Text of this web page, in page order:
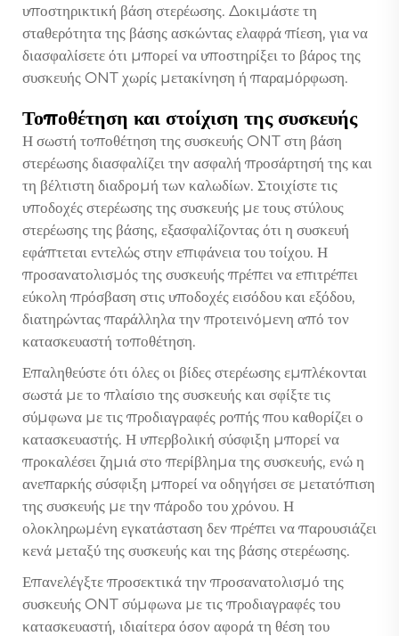
υποστηρικτική βάση στερέωσης. Δοκιμάστε τη
σταθερότητα της βάσης ασκώντας ελαφρά πίεση, για να
διασφαλίσετε ότι μπορεί να υποστηρίξει το βάρος της
συσκευής ONT χωρίς μετακίνηση ή παραμόρφωση.
Τοποθέτηση και στοίχιση της συσκευής
Η σωστή τοποθέτηση της συσκευής ONT στη βάση
στερέωσης διασφαλίζει την ασφαλή προσάρτησή της και
τη βέλτιστη διαδρομή των καλωδίων. Στοιχίστε τις
υποδοχές στερέωσης της συσκευής με τους στύλους
στερέωσης της βάσης, εξασφαλίζοντας ότι η συσκευή
εφάπτεται εντελώς στην επιφάνεια του τοίχου. Η
προσανατολισμός της συσκευής πρέπει να επιτρέπει
εύκολη πρόσβαση στις υποδοχές εισόδου και εξόδου,
διατηρώντας παράλληλα την προτεινόμενη από τον
κατασκευαστή τοποθέτηση.
Επαληθεύστε ότι όλες οι βίδες στερέωσης εμπλέκονται
σωστά με το πλαίσιο της συσκευής και σφίξτε τις
σύμφωνα με τις προδιαγραφές ροπής που καθορίζει ο
κατασκευαστής. Η υπερβολική σύσφιξη μπορεί να
προκαλέσει ζημιά στο περίβλημα της συσκευής, ενώ η
ανεπαρκής σύσφιξη μπορεί να οδηγήσει σε μετατόπιση
της συσκευής με την πάροδο του χρόνου. Η
ολοκληρωμένη εγκατάσταση δεν πρέπει να παρουσιάζει
κενά μεταξύ της συσκευής και της βάσης στερέωσης.
Επανελέγξτε προσεκτικά την προσανατολισμό της
συσκευής ONT σύμφωνα με τις προδιαγραφές του
κατασκευαστή, ιδιαίτερα όσον αφορά τη θέση του